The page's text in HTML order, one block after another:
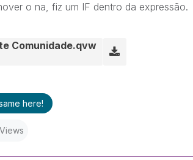
o na, fiz um IF dentro da expressão.
Comunidade.qvw
here!